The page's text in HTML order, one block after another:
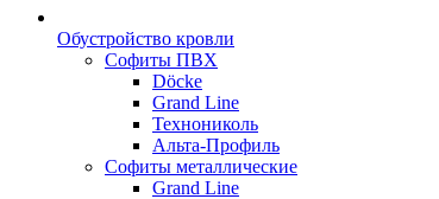
Обустройство кровли
Софиты ПВХ
Döcke
Grand Line
Технониколь
Альта-Профиль
Софиты металлические
Grand Line